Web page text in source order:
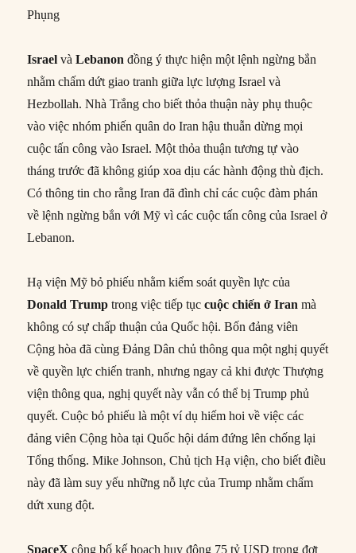
Phụng
Israelvà Lebanon đồng ý thực hiện một lệnh ngừng bắn
nhằm chấm dứt giao tranh giữa lực lượng Israel và
Hezbollah. Nhà Trắng cho biết thỏa thuận này phụ thuộc
vào việc nhóm phiến quân do Iran hậu thuẫn dừng mọi
cuộc tấn công vào Israel. Một thỏa thuận tương tự vào
tháng trước đã không giúp xoa dịu các hành động thù địch.
Có thông tin cho rằng Iran đã đình chỉ các cuộc đàm phán
về lệnh ngừng bắn với Mỹ vì các cuộc tấn công của Israel ở
Lebanon.
Hạ viện Mỹ bỏ phiếu nhằm kiểm soát quyền lực của
Donald Trump trong việc tiếp tụccuộc chiến ở Iran mà
không có sự chấp thuận của Quốc hội. Bốn đảng viên
Cộng hòa đã cùng Đảng Dân chủ thông qua một nghị quyết
về quyền lực chiến tranh, nhưng ngay cả khi được Thượng
viện thông qua, nghị quyết này vẫn có thể bị Trump phủ
quyết. Cuộc bỏ phiếu là một ví dụ hiếm hoi về việc các
đảng viên Cộng hòa tại Quốc hội dám đứng lên chống lại
Tổng thống. Mike Johnson, Chủ tịch Hạ viện, cho biết điều
này đã làm suy yếu những nỗ lực của Trump nhằm chấm
dứt xung đột.
SpaceXcông bố kế hoạch huy động 75 tỷ USD trong đợt